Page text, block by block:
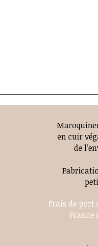
en cuir
de
Frais de port